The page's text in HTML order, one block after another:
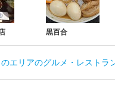
黒百合
のエリアのグルメ・レストラ